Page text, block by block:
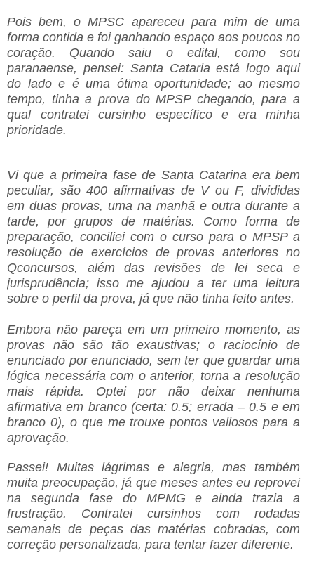
Pois bem, o MPSC apareceu para mim de uma
forma contida e foi ganhando espaço aos poucos no
coração. Quando saiu o edital, como sou
paranaense, pensei: Santa Cataria está logo aqui
do lado e é uma ótima oportunidade; ao mesmo
tempo, tinha a prova do MPSP chegando, para a
qual contratei cursinho específico e era minha
prioridade.
Vi que a primeira fase de Santa Catarina era bem
peculiar, são 400 afirmativas de V ou F, divididas
em duas provas, uma na manhã e outra durante a
tarde, por grupos de matérias. Como forma de
preparação, conciliei com o curso para o MPSP a
resolução de exercícios de provas anteriores no
Qconcursos, além das revisões de lei seca e
jurisprudência; isso me ajudou a ter uma leitura
sobre o perfil da prova, já que não tinha feito antes.
Embora não pareça em um primeiro momento, as
provas não são tão exaustivas; o raciocínio de
enunciado por enunciado, sem ter que guardar uma
lógica necessária com o anterior, torna a resolução
mais rápida. Optei por não deixar nenhuma
afirmativa em branco (certa: 0.5; errada – 0.5 e em
branco 0), o que me trouxe pontos valiosos para a
aprovação.
Passei! Muitas lágrimas e alegria, mas também
muita preocupação, já que meses antes eu reprovei
na segunda fase do MPMG e ainda trazia a
frustração. Contratei cursinhos com rodadas
semanais de peças das matérias cobradas, com
correção personalizada, para tentar fazer diferente.